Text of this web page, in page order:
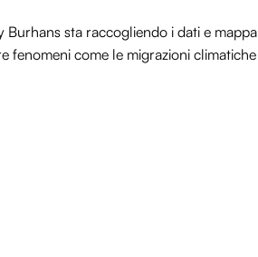
sta raccogliendo i dati e
fenomeni come le migrazioni